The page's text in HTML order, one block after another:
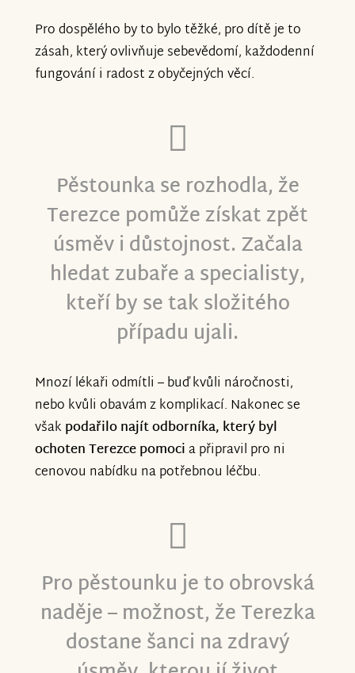
Pro dospělého by to bylo těžké, pro dítě je to
zásah, který ovlivňuje sebevědomí, každodenní
fungování i radost z obyčejných věcí.
Pěstounka se rozhodla, že
Terezce pomůže získat zpět
úsměv i důstojnost. Začala
hledat zubaře a specialisty,
kteří by se tak složitého
případu ujali.
Mnozí lékaři odmítli – buď kvůli náročnosti,
nebo kvůli obavám z komplikací. Nakonec se
však podařilo najít odborníka, který byl
ochoten Terezce pomocia připravil pro ni
cenovou nabídku na potřebnou léčbu.
Pro pěstounku je to obrovská
naděje – možnost, že Terezka
dostane šanci na zdravý